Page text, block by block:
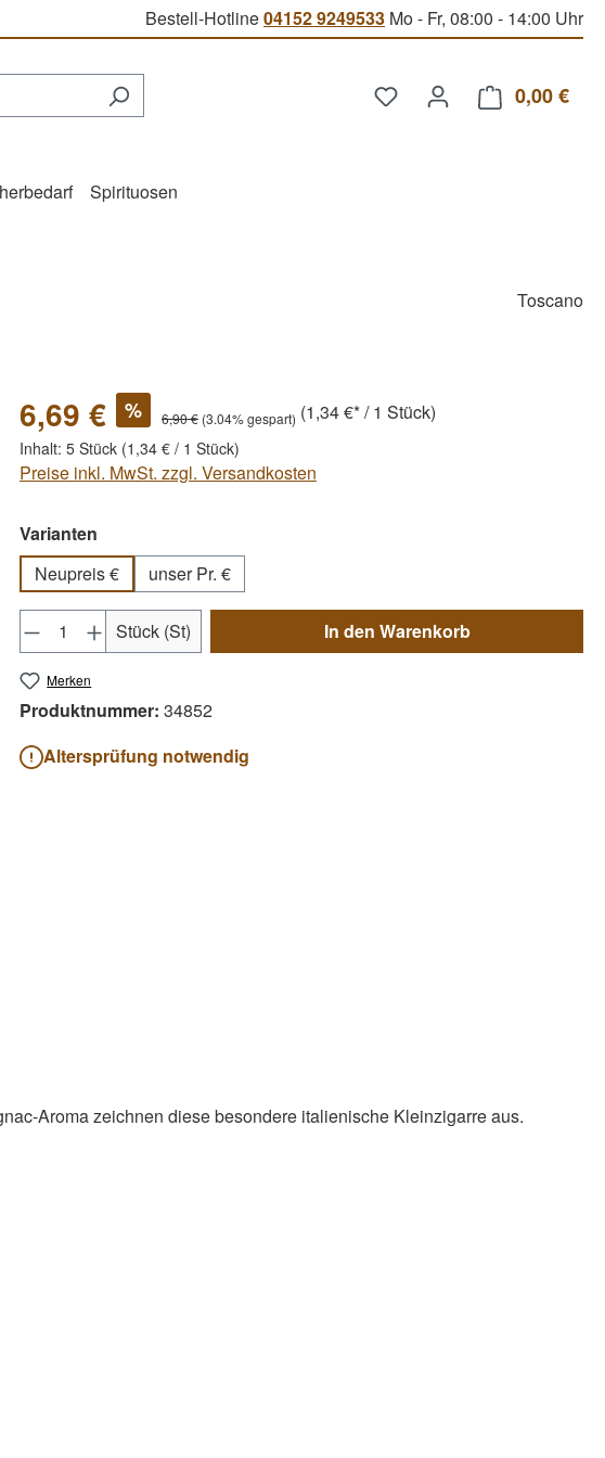
Bestell-Hotline04152 9249533 Mo - Fr, 08:00 - 14:00 Uhr
Du hast 0 Produkte auf
0,00 €
Spirituosen
Toscano
6,69 € % 6,90 € (3.04% gespart) (1,34 €* / 1 Stück)
Inhalt: 5 Stück (1,34 € / 1 Stück)
Preise inkl. MwSt. zzgl. Versandkosten
Varianten
Neupreis €
unser Pr. €
Produkt Anzahl: Gib den gewünschten Wert ein
Stück (St) In den Warenkorb
Merken
Produktnummer: 34852
Altersprüfung notwendig
Aroma zeichnen diese besondere italienische Kleinzigarre aus.